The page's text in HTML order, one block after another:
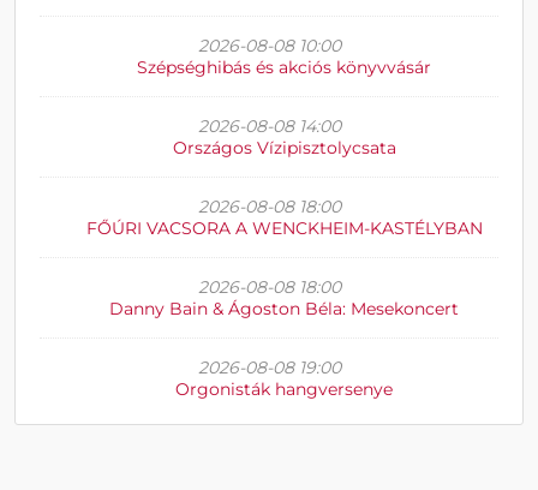
2026-08-08 10:00
Szépséghibás és akciós könyvvásár
2026-08-08 14:00
Országos Vízipisztolycsata
2026-08-08 18:00
FŐÚRI VACSORA A WENCKHEIM-KASTÉLYBAN
2026-08-08 18:00
Danny Bain & Ágoston Béla: Mesekoncert
2026-08-08 19:00
Orgonisták hangversenye